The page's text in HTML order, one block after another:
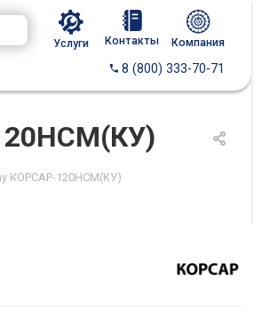
Услуги Контакты Компания
8 (800) 333-70-71
КОРСАР-120НСМ(КУ)